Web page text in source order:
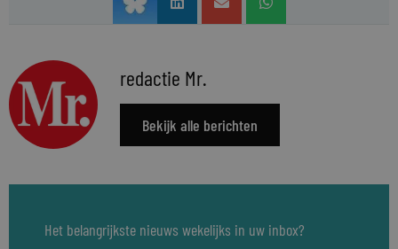
redactie Mr.
Bekijk alle berichten
Het belangrijkste nieuws wekelijks in uw inbox?